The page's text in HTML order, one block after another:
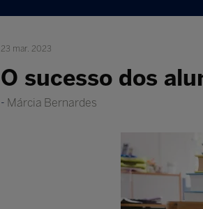
23 mar. 2023
O sucesso dos
Márcia Bernardes